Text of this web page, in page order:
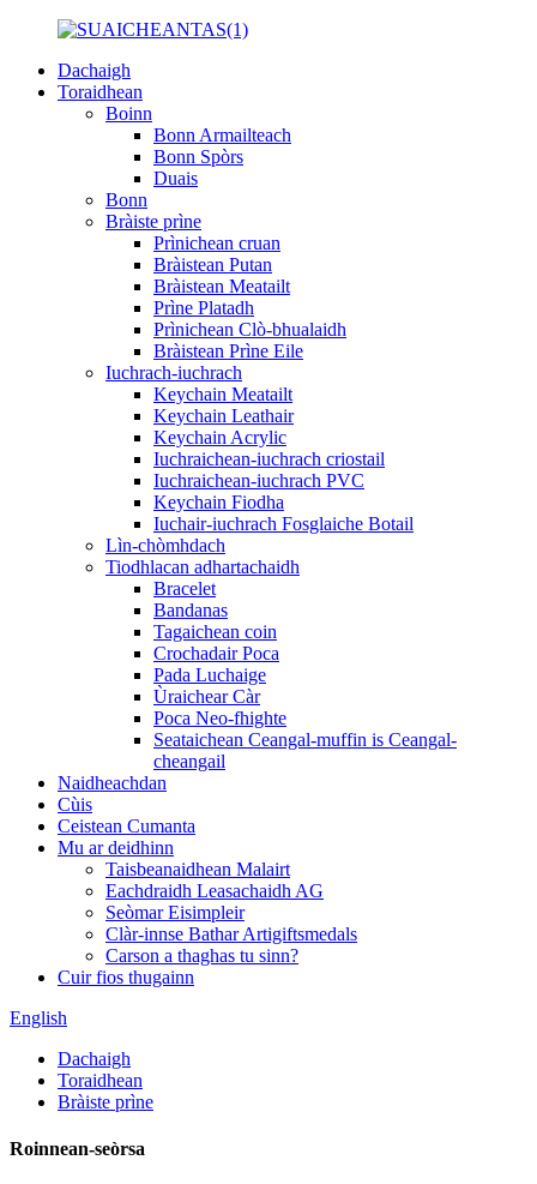
Dachaigh
Toraidhean
Boinn
Bonn Armailteach
Bonn Spòrs
Duais
Bonn
Bràiste prìne
Prìnichean cruan
Bràistean Putan
Bràistean Meatailt
Prìne Platadh
Prìnichean Clò-bhualaidh
Bràistean Prìne Eile
Iuchrach-iuchrach
Keychain Meatailt
Keychain Leathair
Keychain Acrylic
Iuchraichean-iuchrach criostail
Iuchraichean-iuchrach PVC
Keychain Fiodha
Iuchair-iuchrach Fosglaiche Botail
Lìn-chòmhdach
Tiodhlacan adhartachaidh
Bracelet
Bandanas
Tagaichean coin
Crochadair Poca
Pada Luchaige
Ùraichear Càr
Poca Neo-fhighte
Seataichean Ceangal-muffin is Ceangal-
cheangail
Naidheachdan
Cùis
Ceistean Cumanta
Mu ar deidhinn
Taisbeanaidhean Malairt
Eachdraidh Leasachaidh AG
Seòmar Eisimpleir
Clàr-innse Bathar Artigiftsmedals
Carson a thaghas tu sinn?
Cuir fios thugainn
English
Dachaigh
Toraidhean
Bràiste prìne
Roinnean-seòrsa